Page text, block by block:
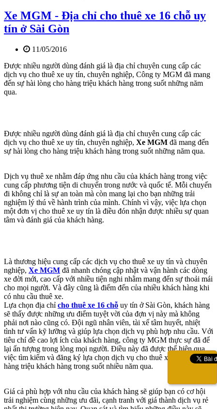
Xe MGM - Địa chỉ cho thuê xe 16 chỗ uy
tín ở Sài Gòn
11/05/2016
Được nhiều người dùng đánh giá là địa chỉ chuyên cung cấp các
dịch vụ cho thuê xe uy tín, chuyên nghiệp, Công ty MGM đã mang
đến sự hài lòng cho hàng triệu khách hàng trong suốt những năm
qua.
Được nhiều người dùng đánh giá là địa chỉ chuyên cung cấp các
dịch vụ cho thuê xe uy tín, chuyên nghiệp, Xe MGM đã mang đến
sự hài lòng cho hàng triệu khách hàng trong suốt những năm qua.
Dịch vụ thuê xe nhằm đáp ứng nhu cầu của khách hàng trong việc
cung cấp phương tiện di chuyển trong nước và quốc tế. Mỗi chuyến
đi không chỉ là sự an toàn mà còn mang lại cho bạn những trải
nghiệm lý thú về hành trình của mình. Chính vì vậy, việc lựa chọn
một đơn vị cho thuê xe uy tín là điều đón nhận được nhiều sự quan
tâm và đánh giá của khách hàng.
Là thương hiệu cung cấp các dịch vụ cho thuê xe uy tín và chuyên
nghiệp, Xe MGM đã nhanh chóng cập nhật và vận hành các dòng
xe đời mới, cao cấp với nhiều tiện nghi nhằm mang đến sự thoải mái
cho mọi người. Và đây cũng là điểm đến của nhiều khách hàng khi
có nhu cầu thuê xe.
Lựa chọn địa chỉ cho thuê xe 16 chỗ uy tín ở Sài Gòn, khách hàng
sẽ thấy được những ưu điểm tuyệt vời của đợn vị này mà không
phải nơi nào cũng có. Đội ngũ nhân viên, tài xế tâm huyết, nhiệt
tình tư vấn kỹ lưỡng và giúp lựa chọn dịch vụ phù hợp nhu cầu. Với
tiêu chí đề cao lợi ích của khách hàng, công ty MGM thực sự đã để
lại ấn tượng trong lòng mọi người. Điều này đã được thể hiện qua
việc tìm kiếm và đăng ký lựa chọn dịch vụ cho thuê xe 16 chỗ của
hàng triệu khách hàng trong suốt nhiều năm qua.
Giá cả phù hợp với nhu cầu của khách hàng sẽ giúp bạn có cơ hội
trải nghiệm cùng những ưu đãi, cạnh tranh với giá thành dịch vụ rẻ